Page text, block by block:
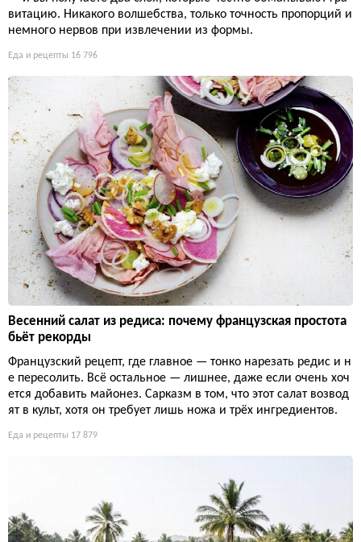
витацию. Никакого волшебства, только точность пропорций и
немного нервов при извлечении из формы.
Еда и рецепты 16 796
Весенний салат из редиса: почему французская простота
бьёт рекорды
Французский рецепт, где главное — тонко нарезать редис и н
е пересолить. Всё остальное — лишнее, даже если очень хоч
ется добавить майонез. Сарказм в том, что этот салат возвод
ят в культ, хотя он требует лишь ножа и трёх ингредиентов.
Еда и рецепты 17 879